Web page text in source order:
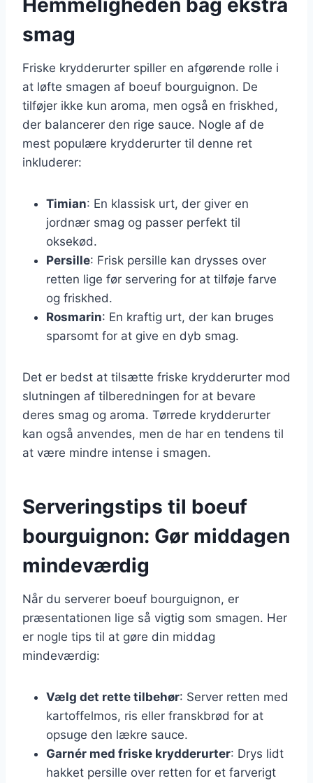
smag
Friske krydderurter spiller en afgørende rolle i
at løfte smagen af boeuf bourguignon. De
tilføjer ikke kun aroma, men også en friskhed,
der balancerer den rige sauce. Nogle af de
mest populære krydderurter til denne ret
inkluderer:
Timian: En klassisk urt, der giver en
jordnær smag og passer perfekt til
oksekød.
Persille: Frisk persille kan drysses over
retten lige før servering for at tilføje farve
og friskhed.
Rosmarin: En kraftig urt, der kan bruges
sparsomt for at give en dyb smag.
Det er bedst at tilsætte friske krydderurter mod
slutningen af tilberedningen for at bevare
deres smag og aroma. Tørrede krydderurter
kan også anvendes, men de har en tendens til
at være mindre intense i smagen.
Serveringstips til boeuf
bourguignon: Gør middagen
mindeværdig
Når du serverer boeuf bourguignon, er
præsentationen lige så vigtig som smagen. Her
er nogle tips til at gøre din middag
mindeværdig:
Vælg det rette tilbehør: Server retten med
kartoffelmos, ris eller franskbrød for at
opsuge den lækre sauce.
Garnér med friske krydderurter: Drys lidt
hakket persille over retten for et farverigt